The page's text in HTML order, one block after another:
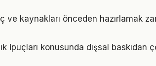
ve kaynakları önceden hazırlamak
ipuçları konusunda dışsal baskıdan